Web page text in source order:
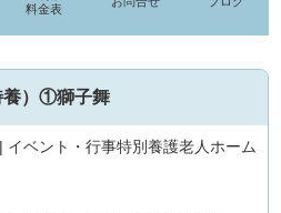
料金表
養）①獅子舞
イベント・行事特別養護老人ホーム